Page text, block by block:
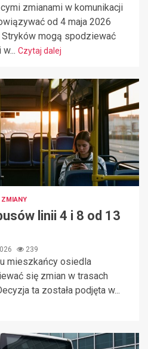
zmianami w komunikacji
od 4 maja 2026
mogą spodziewać
Czytaj dalej
ZMIANY
linii 4 i 8 od 13
239
mieszkańcy osiedla
się zmian w trasach
ta została podjęta w...